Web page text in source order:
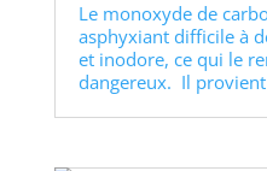
Le monoxyde de
asphyxiant difficile à
et inodore, ce qui le
dangereux. Il provient